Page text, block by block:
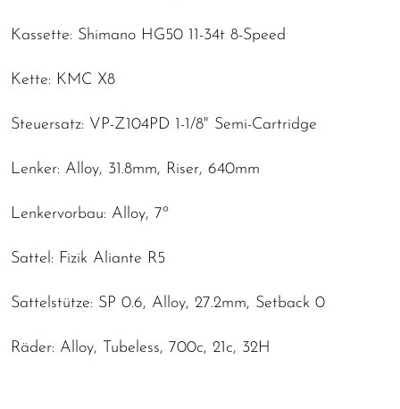
Kassette: Shimano HG50 11-34t 8-Speed
Kette: KMC X8
Steuersatz: VP-Z104PD 1-1/8" Semi-Cartridge
Lenker: Alloy, 31.8mm, Riser, 640mm
Lenkervorbau: Alloy, 7º
Sattel: Fizik Aliante R5
Sattelstütze: SP 0.6, Alloy, 27.2mm, Setback 0
Räder: Alloy, Tubeless, 700c, 21c, 32H